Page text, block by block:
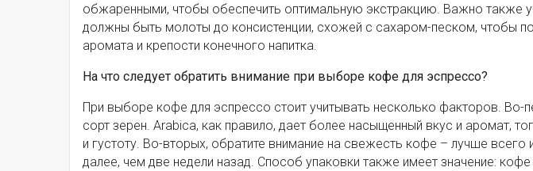
обжаренными, чтобы обеспечить оптимальную экстракцию. Важно также
должны быть молоты до консистенции, схожей с сахаром-песком, чтобы
аромата и крепости конечного напитка.
На что следует обратить внимание при выборе кофе для эспрессо?
При выборе кофе для эспрессо стоит учитывать несколько факторов.
сорт зерен. Arabica, как правило, дает более насыщенный вкус и аромат,
и густоту. Во-вторых, обратите внимание на свежесть кофе – лучше
далее, чем две недели назад. Способ упаковки также имеет значение: